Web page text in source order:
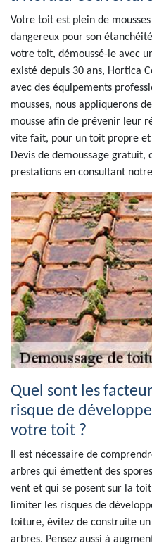
Votre toit est plein de
dangereux pour son
votre toit, démoussé-le avec
existé depuis 30 ans, Hortica
avec des équipements
mousses, nous appliquerons
mousse afin de prévenir leur
vite fait, pour un toit propre
Devis de demoussage gratuit,
prestations en consultant
Quel sont les
risque de
votre toit ?
Il est nécessaire de
arbres qui émettent des
vent et qui se posent sur la
limiter les risques de
toiture, évitez de construite
arbres. Pensez aussi à